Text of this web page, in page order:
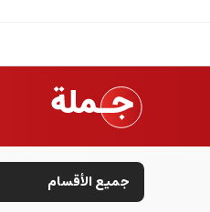
جميع الأقسام